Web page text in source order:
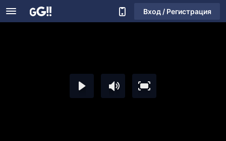
Вход / Регистрация